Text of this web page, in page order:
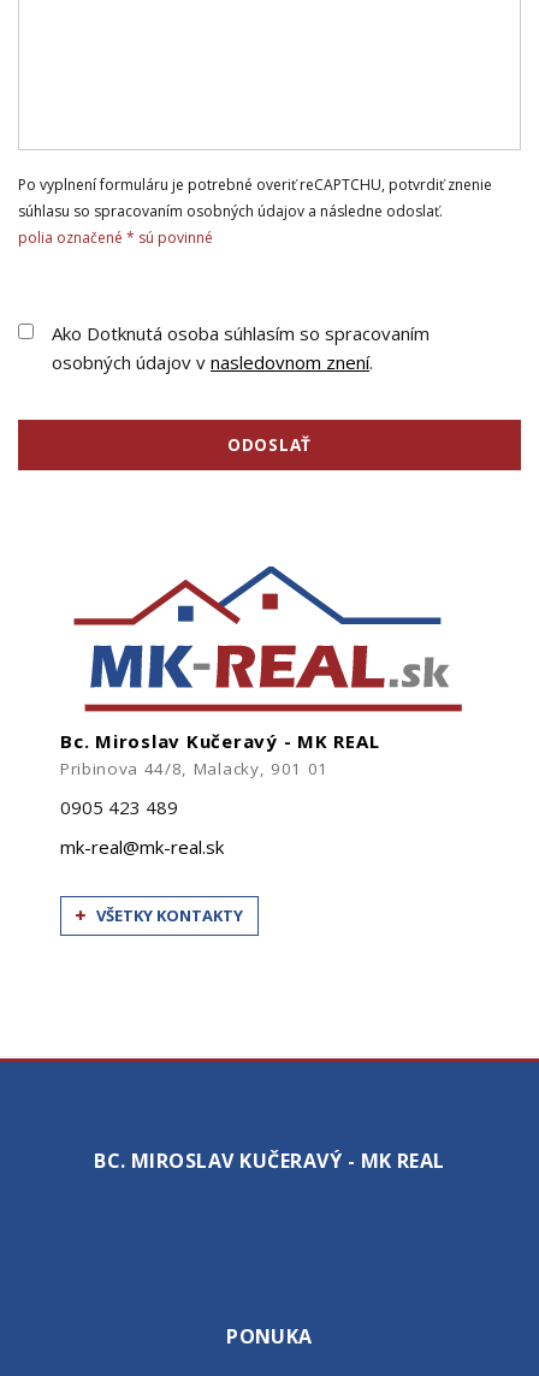
Po vyplnení formuláru je potrebné overiť reCAPTCHU, potvrdiť znenie
súhlasu so spracovaním osobných údajov a následne odoslať.
polia označené * sú povinné
Ako Dotknutá osoba súhlasím so spracovaním
osobných údajov v nasledovnom znení.
ODOSLAŤ
Bc. Miroslav Kučeravý - MK REAL
Pribinova 44/8, Malacky, 901 01
0905 423 489
mk-real@mk-real.sk
VŠETKY KONTAKTY
BC. MIROSLAV KUČERAVÝ - MK REAL
PONUKA